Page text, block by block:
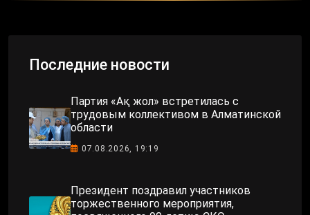
Последние новости
Партия «Ақ жол» встретилась с
трудовым коллективом в Алматинской
области
07.08.2026, 19:19
Президент поздравил участников
торжественного мероприятия,